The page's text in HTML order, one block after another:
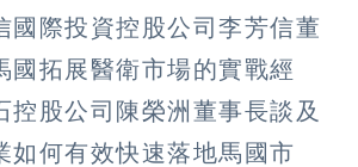
國際投資控股公司李芳信董
國拓展醫衛市場的實戰經
控股公司陳榮洲董事長談及
如何有效快速落地馬國市